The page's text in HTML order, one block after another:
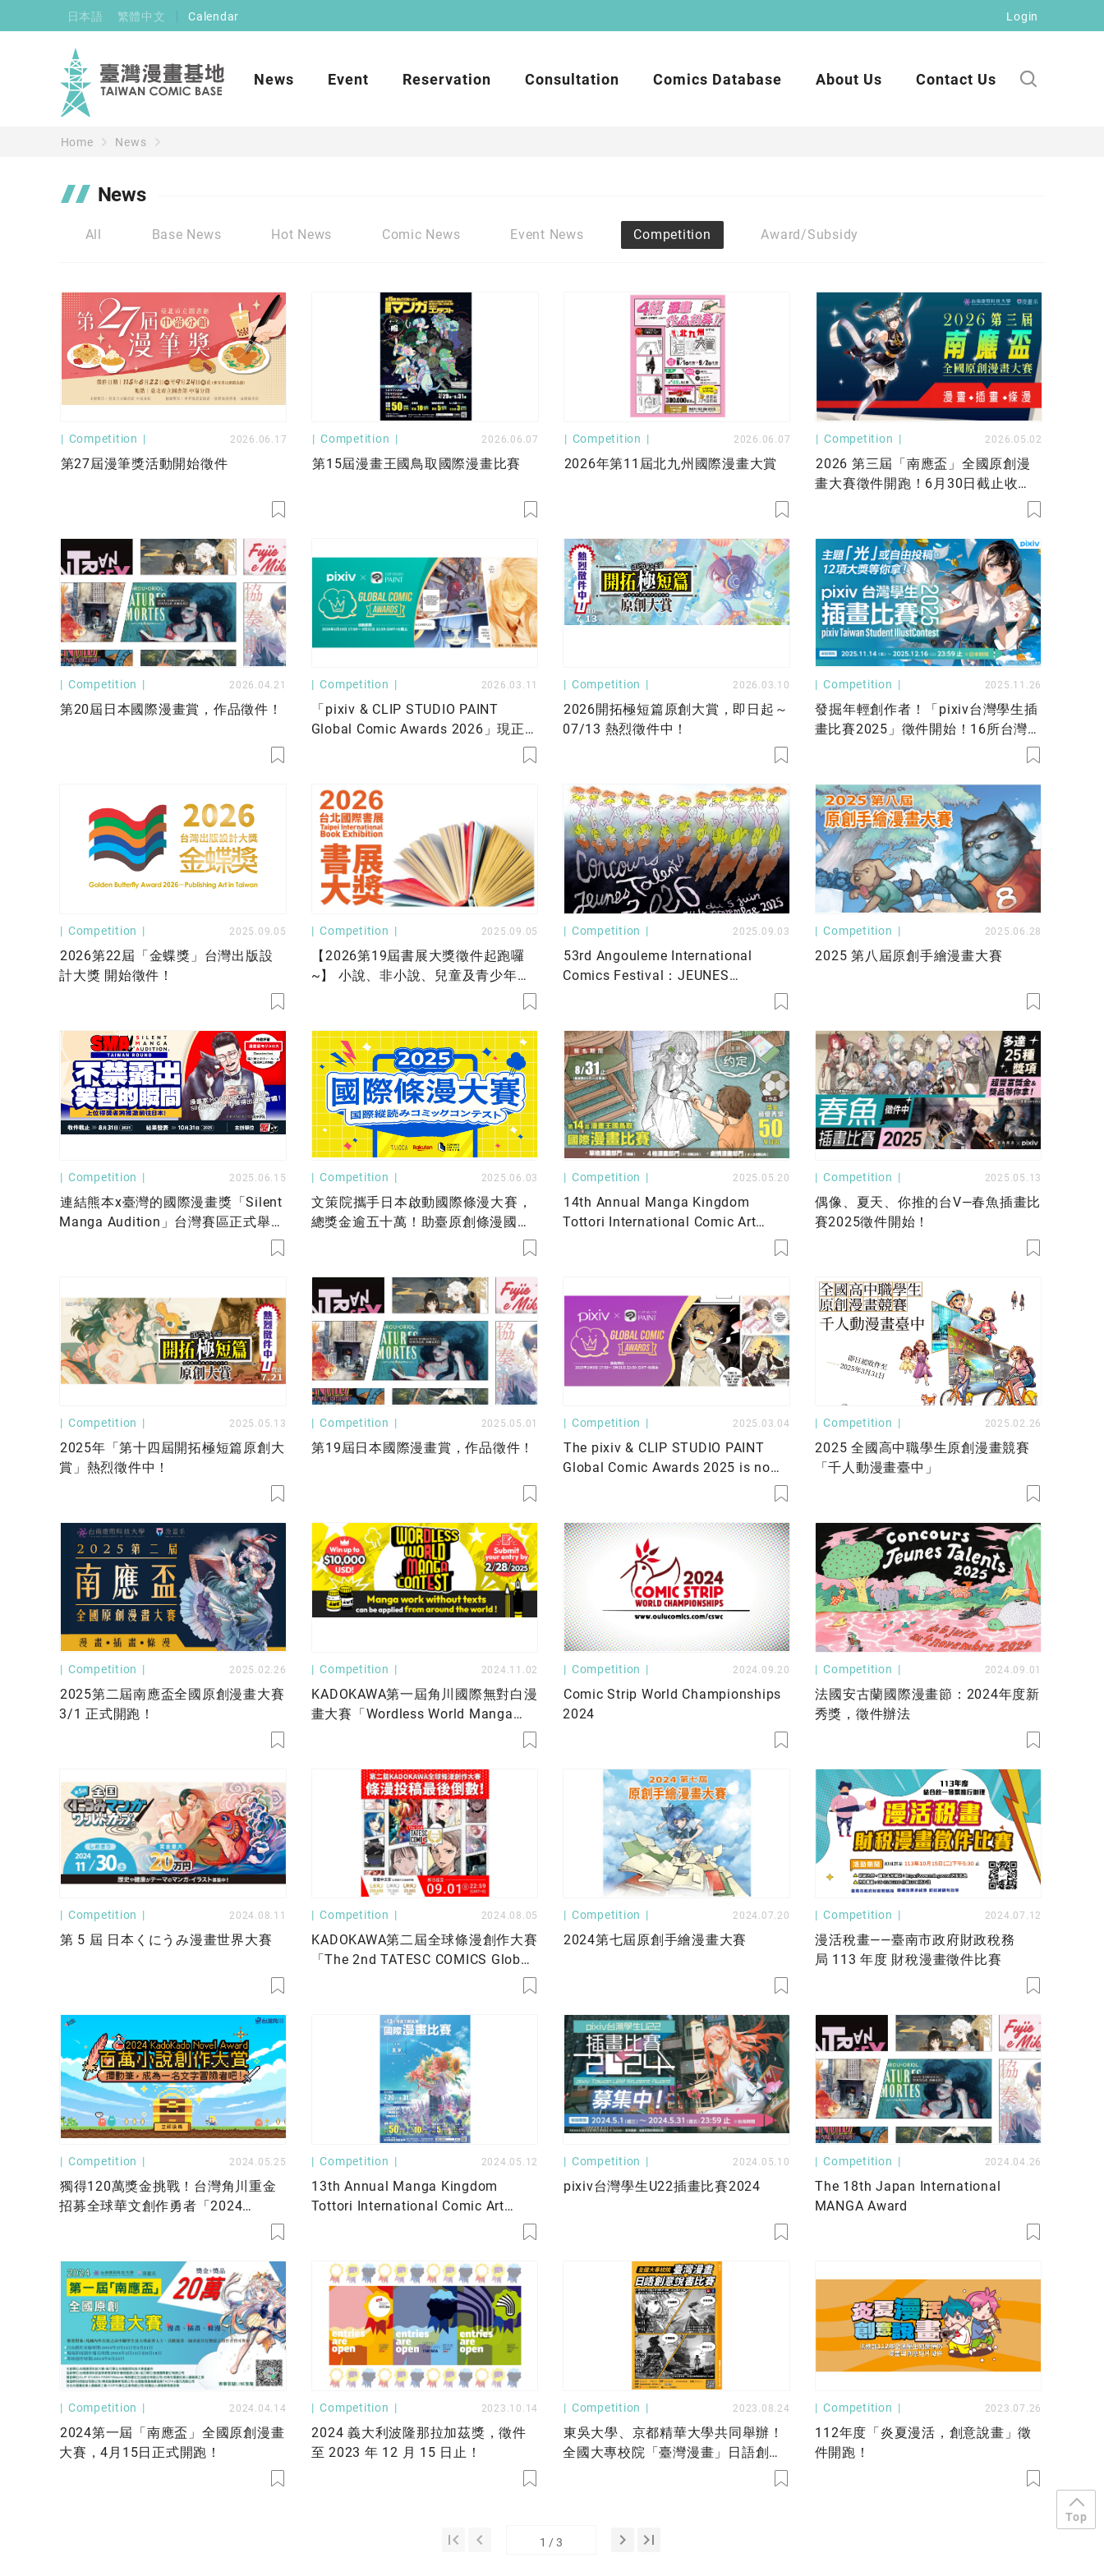
日本語 繁體中文 Calendar Login
News Event Reservation Consultation Comics Database About Us Contact Us
Home News
News
All Base News Hot News Comic News Event News Competition Award/Subsidy
Competition 2026.06.17
第27屆漫筆獎活動開始徵件
Competition 2026.06.07
第15屆漫畫王國鳥取國際漫畫比賽
Competition 2026.06.07
2026年第11屆北九州國際漫畫大賞
Competition 2026.05.02
2026 第三屆「南應盃」全國原創漫
畫大賽徵件開跑！6月30日截止收
Competition 2026.04.21
第20屆日本國際漫畫賞，作品徵件！
Competition 2026.03.11
「pixiv & CLIP STUDIO PAINT
Global Comic Awards 2026」現正
Competition 2026.03.10
2026開拓極短篇原創大賞，即日起～
07/13 熱烈徵件中！
Competition 2025.11.26
發掘年輕創作者！「pixiv台灣學生插
畫比賽2025」徵件開始！16所台灣學
Competition 2025.09.05
2026第22屆「金蝶獎」台灣出版設
計大獎 開始徵件！
Competition 2025.09.05
【2026第19屆書展大獎徵件起跑囉
~】 小說、非小說、兒童及青少年獎
Competition 2025.09.03
53rd Angouleme International
Comics Festival：JEUNES
Competition 2025.06.28
2025 第八屆原創手繪漫畫大賽
Competition 2025.06.15
連結熊本x臺灣的國際漫畫獎「Silent
Manga Audition」台灣賽區正式舉
Competition 2025.06.03
文策院攜手日本啟動國際條漫大賽，
總獎金逾五十萬！助臺原創條漫國際
Competition 2025.05.20
14th Annual Manga Kingdom
Tottori International Comic Art
Competition 2025.05.13
偶像、夏天、你推的台V—春魚插畫比
賽2025徵件開始！
Competition 2025.05.13
2025年「第十四屆開拓極短篇原創大
賞」熱烈徵件中！
Competition 2025.05.01
第19屆日本國際漫畫賞，作品徵件！
Competition 2025.03.04
The pixiv & CLIP STUDIO PAINT
Global Comic Awards 2025 is now
Competition 2025.02.26
2025 全國高中職學生原創漫畫競賽
「千人動漫畫臺中」
Competition 2025.02.26
2025第二屆南應盃全國原創漫畫大賽
3/1 正式開跑！
Competition 2024.11.02
KADOKAWA第一屆角川國際無對白漫
畫大賽「Wordless World Manga
Competition 2024.09.20
Comic Strip World Championships
2024
Competition 2024.09.01
法國安古蘭國際漫畫節：2024年度新
秀獎，徵件辦法
Competition 2024.08.11
第 5 屆 日本くにうみ漫畫世界大賽
Competition 2024.08.05
KADOKAWA第二屆全球條漫創作大賽
「The 2nd TATESC COMICS Global
Competition 2024.07.20
2024第七屆原創手繪漫畫大賽
Competition 2024.07.12
漫活稅畫——臺南市政府財政稅務
局 113 年度 財稅漫畫徵件比賽
Competition 2024.05.25
獨得120萬獎金挑戰！台灣角川重金
招募全球華文創作勇者「2024
KadoKado百萬小說創作大賞」6月1
Competition 2024.05.12
13th Annual Manga Kingdom
Tottori International Comic Art
Competition 2024.05.10
pixiv台灣學生U22插畫比賽2024
Competition 2024.04.26
The 18th Japan International
MANGA Award
Competition 2024.04.14
2024第一屆「南應盃」全國原創漫畫
大賽，4月15日正式開跑！
Competition 2023.10.14
2024 義大利波隆那拉加茲獎，徵件
至 2023 年 12 月 15 日止！
Competition 2023.08.24
東吳大學、京都精華大學共同舉辦！
全國大專校院「臺灣漫畫」日語創意
Competition 2023.07.26
112年度「炎夏漫活，創意說畫」徵
件開跑！
first_page keyboard_arrow_left keyboard_arrow_right last_page
Top